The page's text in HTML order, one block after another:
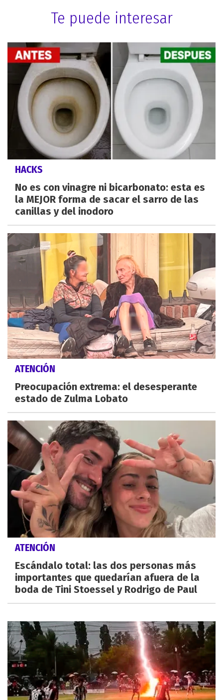
Te puede interesar
HACKS
No es con vinagre ni bicarbonato: esta es
la MEJOR forma de sacar el sarro de las
canillas y del inodoro
ATENCIÓN
Preocupación extrema: el desesperante
estado de Zulma Lobato
ATENCIÓN
Escándalo total: las dos personas más
importantes que quedarían afuera de la
boda de Tini Stoessel y Rodrigo de Paul